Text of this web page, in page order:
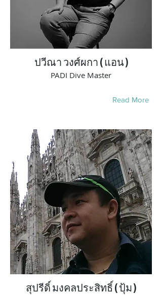
ปวีณา วงศ์ผกา ( แอน )
PADI Dive Master
Read More
สุปรีดิ์ มงคลประสิทธิ์ ( ปุ้ม )